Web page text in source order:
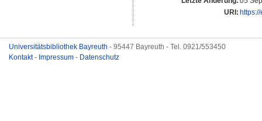
URI:
Universitätsbibliothek Bayreuth - 95447 Bayreuth - Tel. 0921/553450
Kontakt- Impressum - Datenschutz